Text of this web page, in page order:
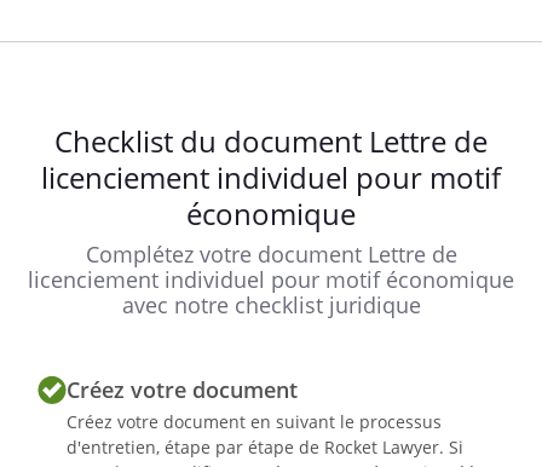
Checklist du document Lettre de
licenciement individuel pour motif
économique
Complétez votre document Lettre de
licenciement individuel pour motif économique
avec notre checklist juridique
Créez votre document
Créez votre document en suivant le processus
d'entretien, étape par étape de Rocket Lawyer. Si